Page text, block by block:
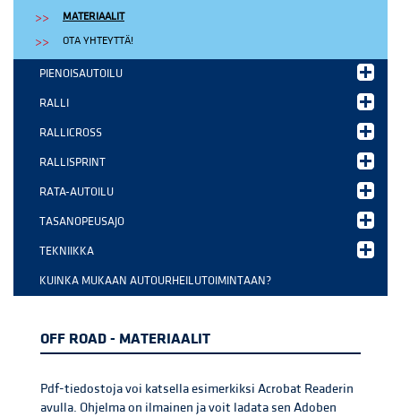
MATERIAALIT
OTA YHTEYTTÄ!
PIENOISAUTOILU
RALLI
RALLICROSS
RALLISPRINT
RATA-AUTOILU
TASANOPEUSAJO
TEKNIIKKA
KUINKA MUKAAN AUTOURHEILUTOIMINTAAN?
OFF ROAD - MATERIAALIT
Pdf-tiedostoja voi katsella esimerkiksi Acrobat Readerin
avulla. Ohjelma on ilmainen ja voit ladata sen Adoben